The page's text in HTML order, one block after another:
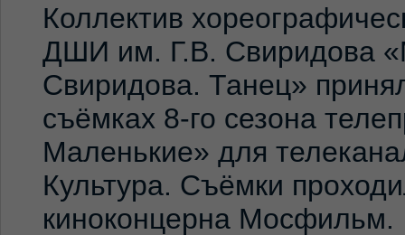
Коллектив
ДШИ им. Г.В. Свиридова
Свиридова. Танец»
съёмках 8-го сезона
Маленькие» для
Культура. Съёмки
киноконцерна Мосфильм.